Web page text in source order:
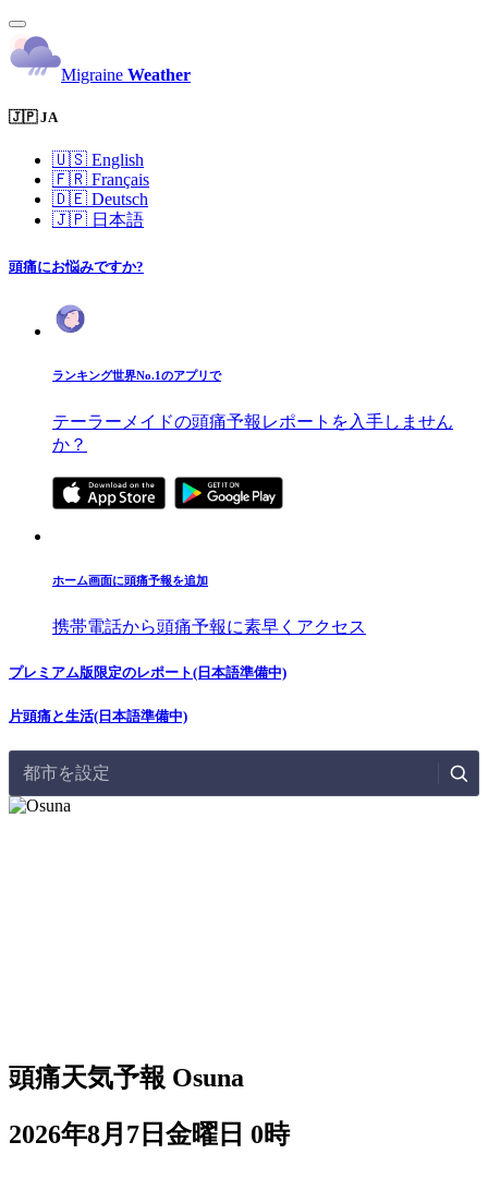
Migraine Weather
🇯🇵 JA
🇺🇸 English
🇫🇷 Français
🇩🇪 Deutsch
🇯🇵 日本語
頭痛にお悩みですか?
ランキング世界No.1のアプリで
テーラーメイドの頭痛予報レポートを入手しません
か？
ホーム画面に頭痛予報を追加
携帯電話から頭痛予報に素早くアクセス
プレミアム版限定のレポート(日本語準備中)
片頭痛と生活(日本語準備中)
都市を設定
頭痛天気予報 Osuna
2026年8月7日金曜日 0時